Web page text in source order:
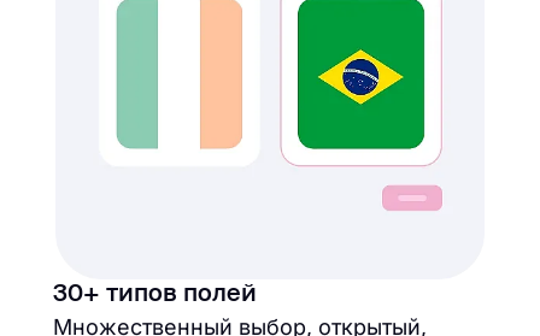
30+ типов полей
Множественный выбор, открытый,